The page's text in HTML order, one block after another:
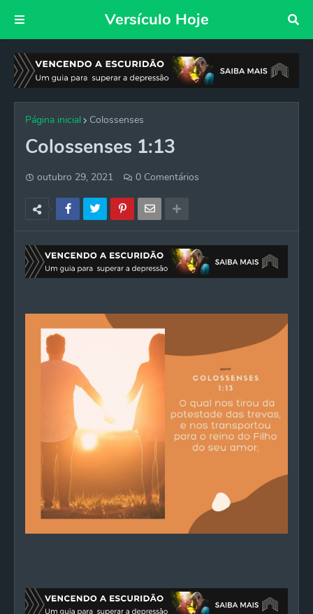
Versículo Hoje
Página inicial Colossenses
Colossenses 1:13
outubro 29, 2021 0 Comentários